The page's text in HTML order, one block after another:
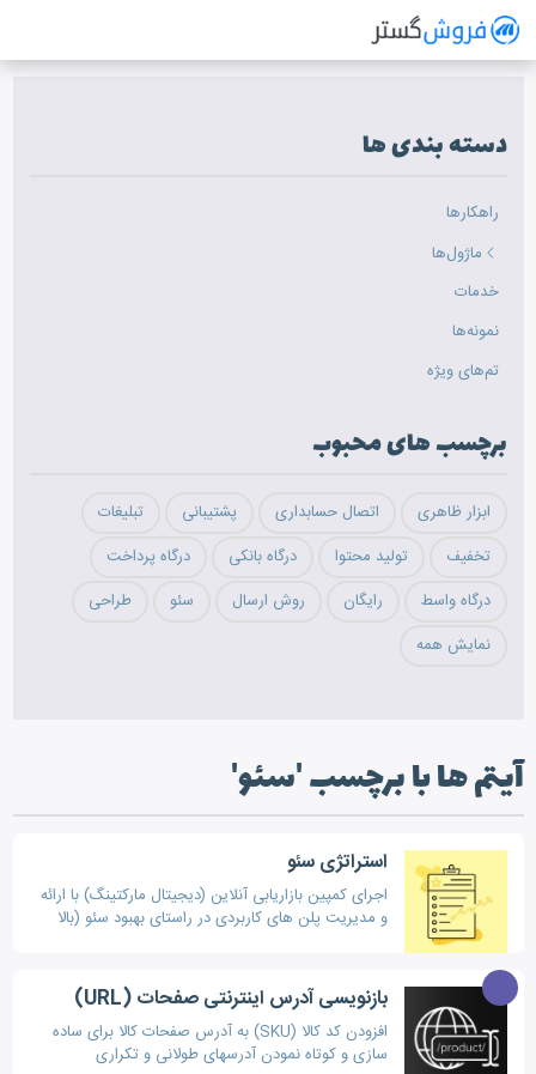
سیستم مدیریت فروش آنلاین
دسته بندی ها
راهکارها
ماژول‌ها
خدمات
نمونه‌ها
تم‌های ویژه
برچسب های محبوب
ابزار ظاهری اتصال حسابداری پشتیبانی
تبلیغات
تخفیف
تولید محتوا درگاه بانکی
درگاه پرداخت
درگاه واسط
رایگان روش ارسال سئو
طراحی
نمایش همه
آیتم ها با برچسب 'سئو'
استراتژی سئو
اجرای کمپین بازاریابی آنلاین (دیجیتال مارکتینگ) با ارائه
و مدیریت پلن های کاربردی در راستای بهبود سئو (بالا
بازنویسی آدرس اینترنتی صفحات (URL)
افزودن کد کالا (SKU) به آدرس صفحات کالا برای ساده
سازی و کوتاه نمودن آدرسهای طولانی و تکراری